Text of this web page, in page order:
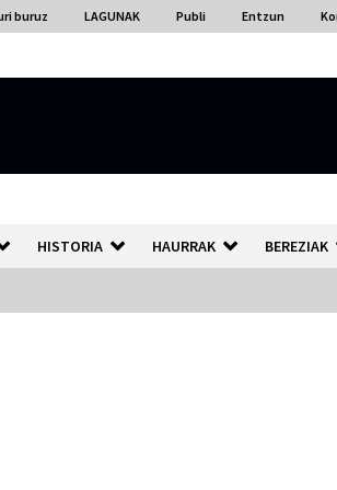
buruz LAGUNAK Publi Entzun
HISTORIA HAURRAK BEREZIAK